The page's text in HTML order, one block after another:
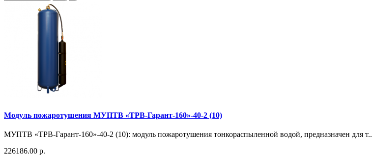
Модуль пожаротушения МУПТВ «ТРВ-Гарант-160»-40-2 (10)
МУПТВ «ТРВ-Гарант-160»-40-2 (10): модуль пожаротушения тонкораспыленной водой, предназначен для т..
226186.00 р.